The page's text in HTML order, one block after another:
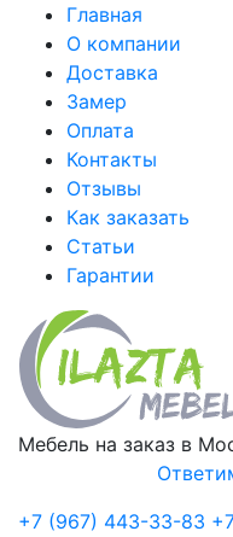
Главная
О компании
Доставка
Замер
Оплата
Контакты
Отзывы
Как заказать
Статьи
Гарантии
Мебель на заказ в
+7 (967) 443-33-83